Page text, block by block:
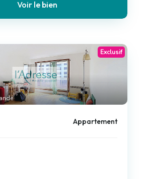
Voir le bien
Exclusif
Appartement